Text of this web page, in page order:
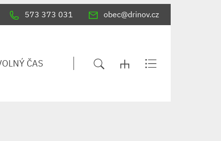
573 373 031 obec@drinov.cz
ČAS